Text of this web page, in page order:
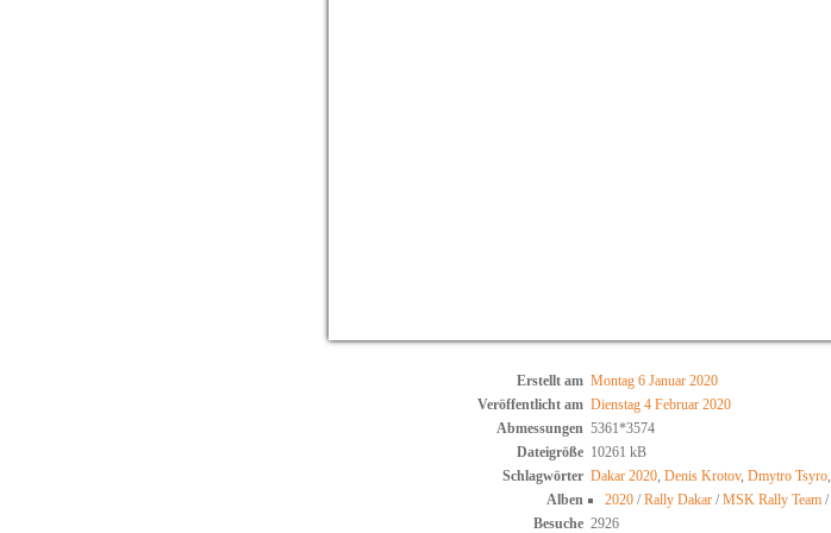
Erstellt am Montag 6 Januar 2020
Veröffentlicht am Dienstag 4 Februar 2020
Abmessungen 5361*3574
Dateigröße 10261 kB
Schlagwörter Dakar 2020, Denis Krotov, Dmytro Tsyro,
Alben
2020 / Rally Dakar / MSK Rally Team /
Besuche 2926